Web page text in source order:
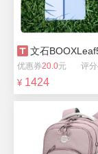
文石
优惠券20.0元 评
¥ 1424